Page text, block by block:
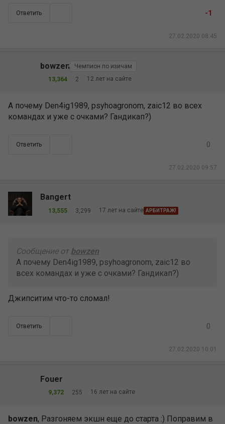
Ответить
27.02.2020 08:45
-1
bowzen
Чемпион по изичам
13,364
2 12 лет на сайте
А почему Den4ig1989, psyhoagronom, zaic12 во всех
командах и уже с очками? Гандикап?)
Ответить
27.02.2020 09:57
0
Bangert
13,555 3,299 17 лет на сайте АРБИТРАЖ!
Сообщение от bowzen
А почему Den4ig1989, psyhoagronom, zaic12 во
всех командах и уже с очками? Гандикап?)
Джипситим что-то сломал!
Ответить
27.02.2020 10:01
0
Fouer
9,372 255 16 лет на сайте
bowzen, Разгоняем экшн еще до старта :) Поправим в